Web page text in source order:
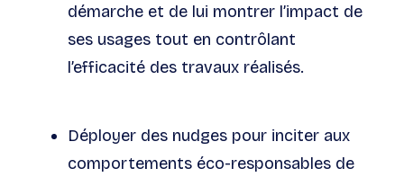
démarche et de lui montrer l’impact de
ses usages tout en contrôlant
l’efficacité des travaux réalisés.
Déployer des nudges pour inciter aux
comportements éco-responsables de